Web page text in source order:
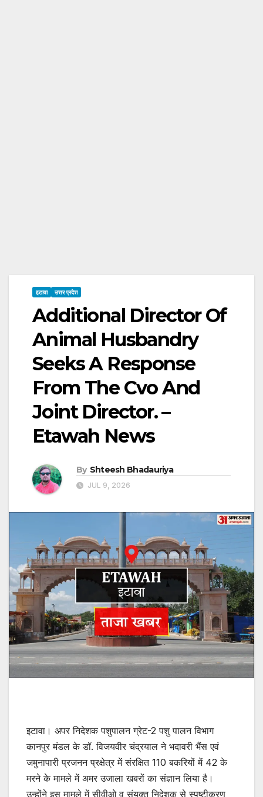
इटावा उत्तर प्रदेश
Additional Director Of
Animal Husbandry
Seeks A Response
From The Cvo And
Joint Director. –
Etawah News
By Shteesh Bhadauriya
JUL 9, 2026
इटावा। अपर निदेशक पशुपालन ग्रेट-2 पशु पालन विभाग
कानपुर मंडल के डॉ. विजयवीर चंद्रयाल ने भदावरी भैंस एवं
जमुनापारी प्रजनन प्रक्षेत्र में संरक्षित 110 बकरियों में 42 के
मरने के मामले में अमर उजाला खबरों का संज्ञान लिया है।
उन्होंने इस मामले में सीवीओ व संयुक्त निदेशक से स्पष्टीकरण